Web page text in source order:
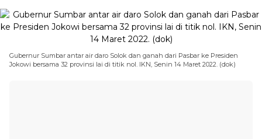
Gubernur Sumbar antar air daro Solok dan ganah dari Pasbar ke Presiden
Jokowi bersama 32 provinsi lai di titik nol. IKN, Senin 14 Maret 2022. (dok)